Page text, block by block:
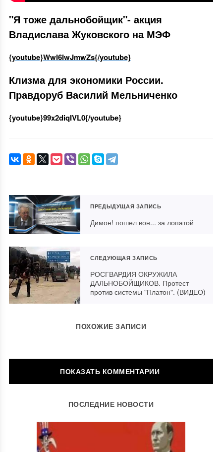
"Я тоже дальнобойщик"- акция
Владислава Жуковского на МЭФ
{youtube}WwI6IwJmwZs{/youtube}
Клизма для экономики России.
Правдоруб Василий Мельниченко
{youtube}99x2diqIVL0{/youtube}
ПРЕДЫДУЩАЯ ЗАПИСЬ
Димон! пошел вон... за лопатой
СЛЕДУЮЩАЯ ЗАПИСЬ
РОСГВАРДИЯ ОКРУЖИЛА
ДАЛЬНОБОЙЩИКОВ. Протест
против системы "Платон". (ВИДЕО)
ПОХОЖИЕ ЗАПИСИ
ОСТАВИТЬ КОММЕНТАРИЙ
Ваш адрес email не будет опубликован. Обязательные поля
Комментарий*
ПОСЛЕДНИЕ НОВОСТИ